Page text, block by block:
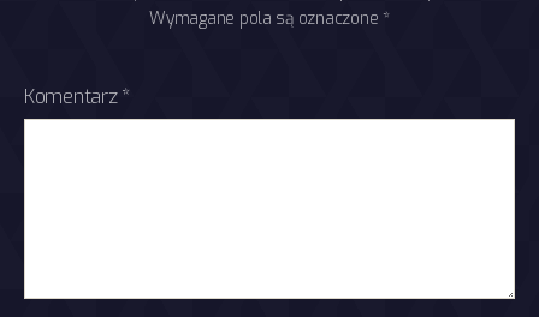
Wymagane pola są oznaczone *
Komentarz*